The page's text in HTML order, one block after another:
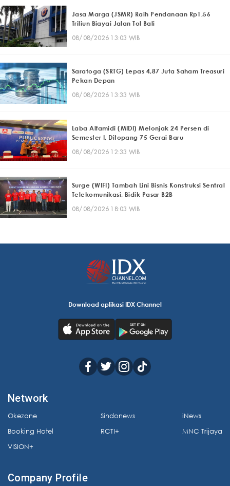
Jasa Marga (JSMR) Raih Pendanaan Rp1,56
Triliun Biayai Jalan Tol Bali
08/08/2026 13:03 WIB
Saratoga (SRTG) Lepas 4,87 Juta Saham Treasuri
Pekan Depan
08/08/2026 13:33 WIB
Laba Alfamidi (MIDI) Melonjak 24 Persen di
Semester I, Ditopang 75 Gerai Baru
08/08/2026 12:33 WIB
Surge (WIFI) Tambah Lini Bisnis Konstruksi Sentral
Telekomunikasi, Bidik Pasar B2B
08/08/2026 18:03 WIB
Download aplikasi IDX Channel
Network
Okezone
Booking Hotel
VISION+
Sindonews
RCTI+
iNews
MNC Trijaya
Company Profile